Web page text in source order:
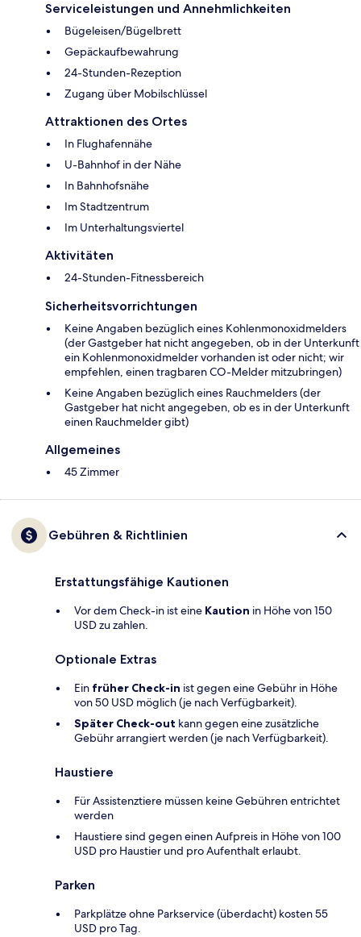
Serviceleistungen und Annehmlichkeiten
Bügeleisen/Bügelbrett
Gepäckaufbewahrung
24-Stunden-Rezeption
Zugang über Mobilschlüssel
Attraktionen des Ortes
In Flughafennähe
U-Bahnhof in der Nähe
In Bahnhofsnähe
Im Stadtzentrum
Im Unterhaltungsviertel
Aktivitäten
24-Stunden-Fitnessbereich
Sicherheitsvorrichtungen
Keine Angaben bezüglich eines Kohlenmonoxidmelders
(der Gastgeber hat nicht angegeben, ob in der Unterkunft
ein Kohlenmonoxidmelder vorhanden ist oder nicht; wir
empfehlen, einen tragbaren CO-Melder mitzubringen)
Keine Angaben bezüglich eines Rauchmelders (der
Gastgeber hat nicht angegeben, ob es in der Unterkunft
einen Rauchmelder gibt)
Allgemeines
45 Zimmer
Gebühren & Richtlinien
Erstattungsfähige Kautionen
Vor dem Check-in ist eine Kaution in Höhe von 150
USD zu zahlen.
Optionale Extras
Ein früher Check-in ist gegen eine Gebühr in Höhe
von 50 USD möglich (je nach Verfügbarkeit).
Später Check-out kann gegen eine zusätzliche
Gebühr arrangiert werden (je nach Verfügbarkeit).
Haustiere
Für Assistenztiere müssen keine Gebühren entrichtet
werden
Haustiere sind gegen einen Aufpreis in Höhe von 100
USD pro Haustier und pro Aufenthalt erlaubt.
Parken
Parkplätze ohne Parkservice (überdacht) kosten 55
USD pro Tag.